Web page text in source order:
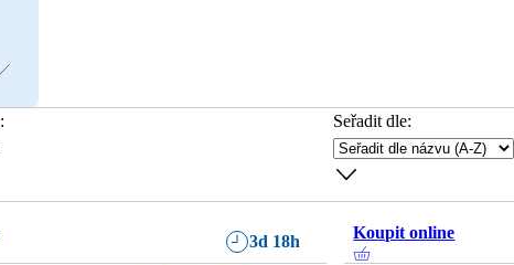
:
Seřadit dle:
3d 18h Koupit online